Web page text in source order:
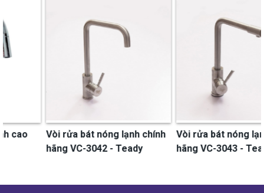
Vòi rửa bát nóng lạnh chính
hãng VC-3042 - Teady
Vòi rửa bát nóng lạnh chính
hãng VC-3043 - Teady